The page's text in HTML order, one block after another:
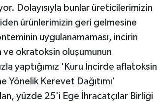
Dolayısıyla bunlar üreticilerimizin
ürünlerimizin geri gelmesine
uygulanamaması, incirin
okratoksin oluşumunun
yaptığımız 'Kuru İncirde aflatoksin
Kerevet Dağıtımı'
yüzde 25'i Ege İhracatçılar Birliği